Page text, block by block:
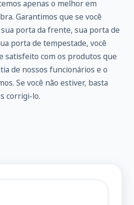
apenas o melhor em
Garantimos que se você
porta da frente, sua porta de
porta de tempestade, você
satisfeito com os produtos que
de nossos funcionários e o
Se você não estiver, basta
corrigi-lo.